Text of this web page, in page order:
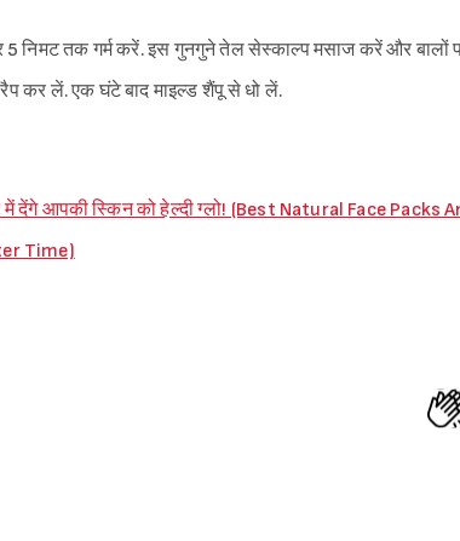
निमट तक गर्म करें. इस गुनगुने तेल सेस्काल्प मसाज करें और बालों
कर लें. एक घंटे बाद माइल्ड शैंपू से धो लें.
आपकी स्किन को हेल्दी ग्लो! (Best Natural Face Packs
Time)